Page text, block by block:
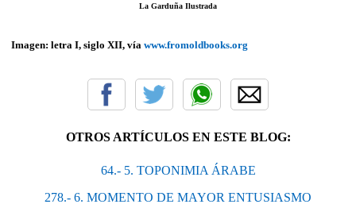
La Garduña Ilustrada
Imagen: letra I, siglo XII, vía www.fromoldbooks.org
OTROS ARTÍCULOS EN ESTE BLOG:
64.- 5. TOPONIMIA ÁRABE
278.- 6. MOMENTO DE MAYOR ENTUSIASMO